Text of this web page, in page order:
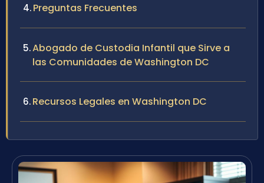
Preguntas Frecuentes
Abogado de Custodia Infantil que Sirve a
las Comunidades de Washington DC
Recursos Legales en Washington DC